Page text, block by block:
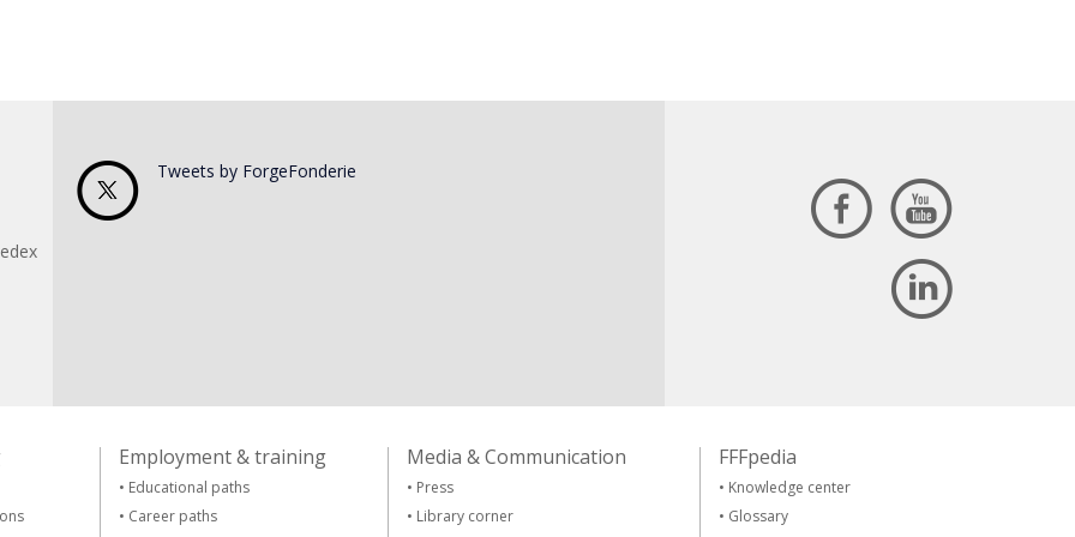
Tweets by ForgeFonderie
Employment & training
• Educational paths
• Career paths
Media & Communication
• Press
• Library corner
FFFpedia
• Knowledge center
• Glossary